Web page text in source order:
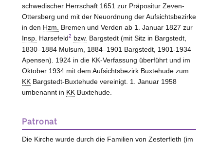
schwedischer Herrschaft 1651 zur Präpositur Zeven-
Ottersberg und mit der Neuordnung der Aufsichtsbezirke
in den Hzm.
Bremen und Verden ab 1. Januar 1827 zur
Insp. Harsefeld2 bzw. Bargstedt (mit Sitz in Bargstedt,
1830–1884 Mulsum, 1884–1901 Bargstedt, 1901-1934
Apensen). 1924 in die KK-Verfassung überführt und im
Oktober 1934 mit dem Aufsichtsbezirk Buxtehude zum
KKBargstedt-Buxtehude vereinigt. 1. Januar 1958
umbenannt in KKBuxtehude.
Patronat
Die Kirche wurde durch die Familien von Zesterfleth (im